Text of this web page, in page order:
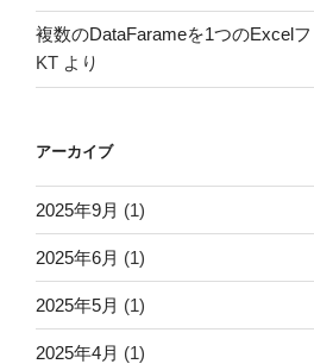
複数のDataFarameを1つのExcel
KT より
アーカイブ
2025年9月 (1)
2025年6月 (1)
2025年5月 (1)
2025年4月 (1)